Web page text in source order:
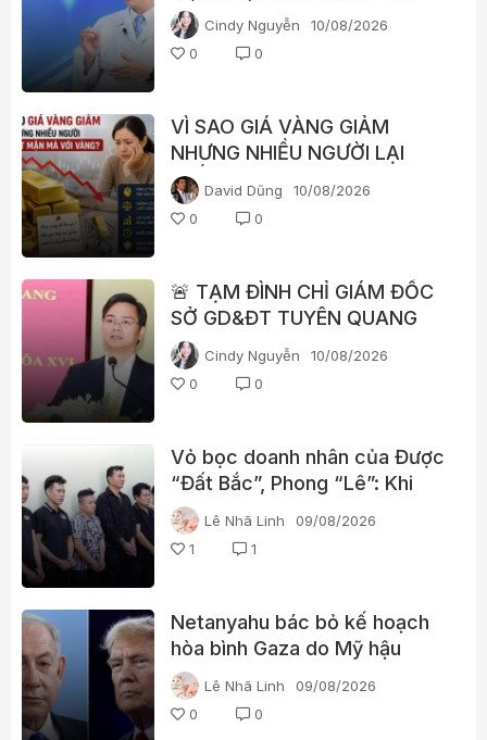
SỐNG BẰNG ROBOT ĐƯỢC
KHÔNG?
Cindy Nguyễn
10/08/2026
0
0
VÌ SAO GIÁ VÀNG GIẢM
NHƯNG NHIỀU NGƯỜI LẠI
“HẾT MẶN MÀ” VỚI VÀNG?
David Dũng
10/08/2026
0
0
🚨 TẠM ĐÌNH CHỈ GIÁM ĐỐC
SỞ GD&ĐT TUYÊN QUANG
Cindy Nguyễn
10/08/2026
0
0
Vỏ bọc doanh nhân của Được
“Đất Bắc”, Phong “Lê”: Khi
doanh nghiệp trở thành “áo
giáp” cho đường dây đòi nợ
thuê
Lê Nhã Linh
09/08/2026
1
1
Netanyahu bác bỏ kế hoạch
hòa bình Gaza do Mỹ hậu
thuẫn, tuyên bố Israel chưa
rút quân nếu Hamas chưa giải
giáp
Lê Nhã Linh
09/08/2026
0
0